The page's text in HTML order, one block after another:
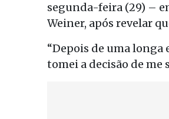
segunda-feira (29) –
Weiner, após revelar
“Depois de uma longa
tomei a decisão de me